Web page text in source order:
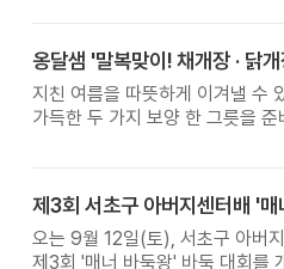
옹달샘 '말복맞이! 채개장 · 닭
지친 여름을 따뜻하게 이겨낼 수
가득한 두 가지 보양 한 그릇을 준
오는 9월 12일(토), 서초구 아버
제3회 '매너 바둑왕' 바둑 대회를